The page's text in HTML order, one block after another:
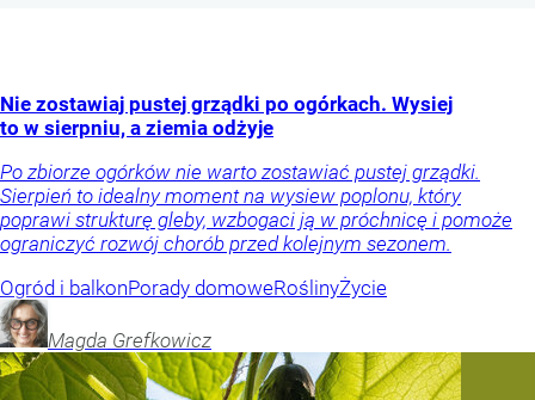
Nie zostawiaj pustej grządki po ogórkach. Wysiej
to w sierpniu, a ziemia odżyje
Po zbiorze ogórków nie warto zostawiać pustej grządki.
Sierpień to idealny moment na wysiew poplonu, który
poprawi strukturę gleby, wzbogaci ją w próchnicę i pomoże
ograniczyć rozwój chorób przed kolejnym sezonem.
Ogród i balkonPorady domoweRoślinyŻycie
Magda Grefkowicz